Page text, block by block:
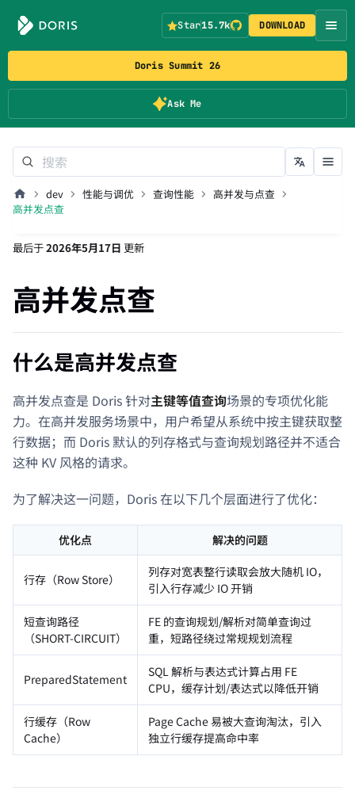
Doris Summit 26
Ask Me
Star15.7k DOWNLOAD
dev 性能与调优 查询性能
高并发与点查
高并发点查
最后于2026年5月17日 更新
高并发点查
什么是高并发点查
高并发点查是 Doris 针对主键等值查询场景的专项优化能
力。在高并发服务场景中，用户希望从系统中按主键获取整
行数据；而 Doris 默认的列存格式与查询规划路径并不适合
这种 KV 风格的请求。
为了解决这一问题，Doris 在以下几个层面进行了优化：
优化点 解决的问题
行存（Row Store）
列存对宽表整行读取会放大随机 IO，
引入行存减少 IO 开销
短查询路径
（SHORT-CIRCUIT）
FE 的查询规划/解析对简单查询过
重，短路径绕过常规规划流程
PreparedStatement
SQL 解析与表达式计算占用 FE
CPU，缓存计划/表达式以降低开销
行缓存（Row
Cache）
Page Cache 易被大查询淘汰，引入
独立行缓存提高命中率